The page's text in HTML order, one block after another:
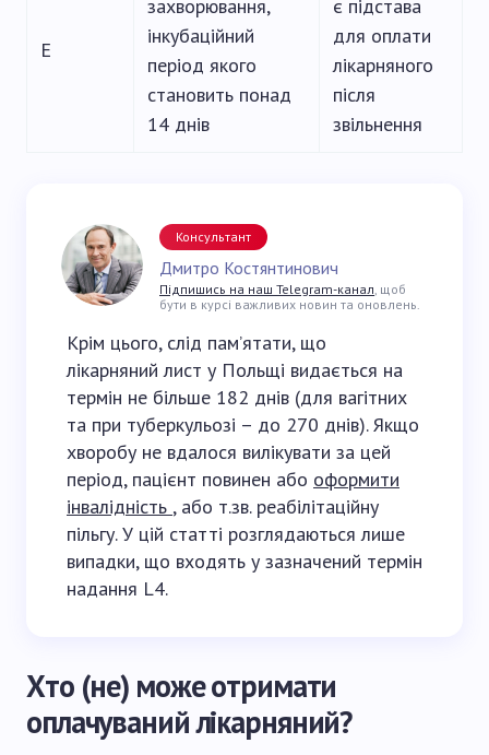
E
захворювання,
інкубаційний
період якого
становить понад
14 днів
є підстава
для оплати
лікарняного
після
звільнення
Консультант
Дмитро Костянтинович
Підпишись на наш Telegram-канал , щоб
бути в курсі важливих новин та оновлень.
Крім цього, слід пам’ятати, що
лікарняний лист у Польщі видається на
термін не більше 182 днів (для вагітних
та при туберкульозі – до 270 днів). Якщо
хворобу не вдалося вилікувати за цей
період, пацієнт повинен або оформити
інвалідність , або т.зв. реабілітаційну
пільгу. У цій статті розглядаються лише
випадки, що входять у зазначений термін
надання L4.
Хто (не) може отримати
оплачуваний лікарняний?